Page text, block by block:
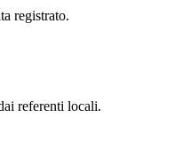
registrato.
referenti locali.